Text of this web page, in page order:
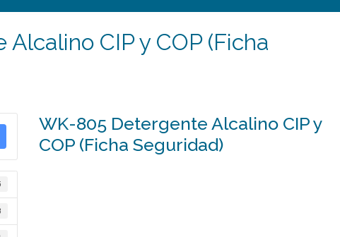
CIP y COP (Ficha
WK-805 Detergente Alcalino CIP y
COP (Ficha Seguridad)